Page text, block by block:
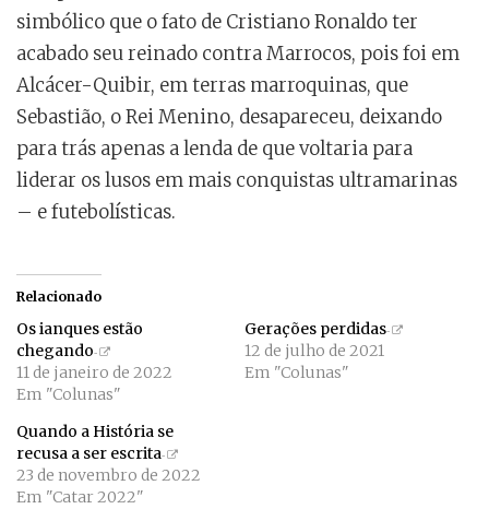
simbólico que o fato de Cristiano Ronaldo ter
acabado seu reinado contra Marrocos, pois foi em
Alcácer-Quibir, em terras marroquinas, que
Sebastião, o Rei Menino, desapareceu, deixando
para trás apenas a lenda de que voltaria para
liderar os lusos em mais conquistas ultramarinas
– e futebolísticas.
Relacionado
Os ianques estão
chegando
11 de janeiro de 2022
Em "Colunas"
Gerações perdidas
12 de julho de 2021
Em "Colunas"
Quando a História se
recusa a ser escrita
23 de novembro de 2022
Em "Catar 2022"